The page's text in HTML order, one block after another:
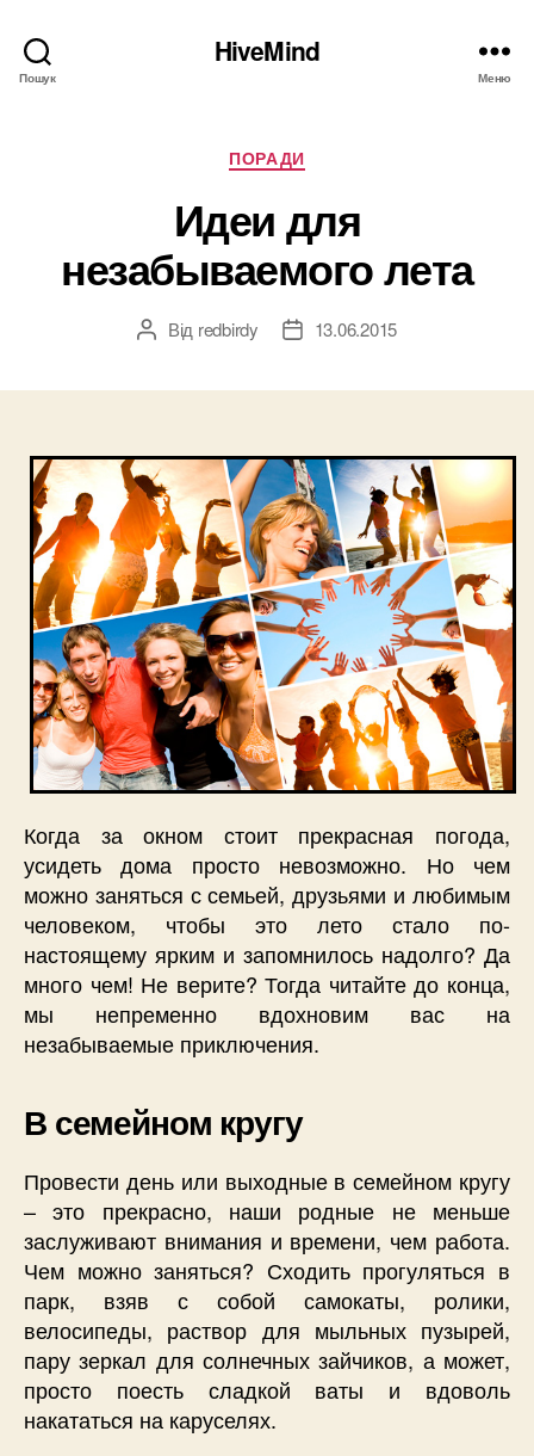
Пошук
HiveMind
Меню
Категорії
ПОРАДИ
Идеи для
незабываемого лета
Автор
Від redbirdy
Дата13.06.2015
Когда за окном стоит прекрасная погода,
усидеть дома просто невозможно. Но чем
можно заняться с семьей, друзьями и любимым
человеком, чтобы это лето стало по-
настоящему ярким и запомнилось надолго? Да
много чем! Не верите? Тогда читайте до конца,
мы непременно вдохновим вас на
незабываемые приключения.
В семейном кругу
Провести день или выходные в семейном кругу
– это прекрасно, наши родные не меньше
заслуживают внимания и времени, чем работа.
Чем можно заняться? Сходить прогуляться в
парк, взяв с собой самокаты, ролики,
велосипеды, раствор для мыльных пузырей,
пару зеркал для солнечных зайчиков, а может,
просто поесть сладкой ваты и вдоволь
накататься на каруселях.